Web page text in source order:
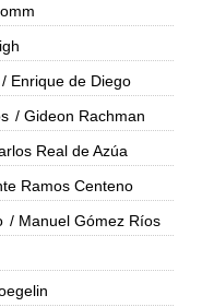
/ Enrique de Diego
/ Gideon Rachman
Real de Azúa
Ramos Centeno
/ Manuel Gómez Ríos